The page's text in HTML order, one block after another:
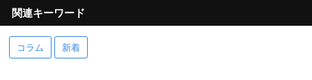
関連キーワード
コラム 新着